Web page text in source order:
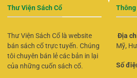
Thư Viện Sách Cổ
Thư Viện Sách Cổ là website
bán sách cổ trực tuyến. Chúng
tôi chuyên bán lẻ các bản in lại
của những cuốn sách cổ.
Địa
Mỹ,
Số